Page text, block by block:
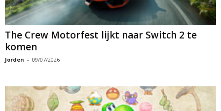
The Crew Motorfest lijkt naar Switch 2 te
komen
Jorden - 09/07/2026